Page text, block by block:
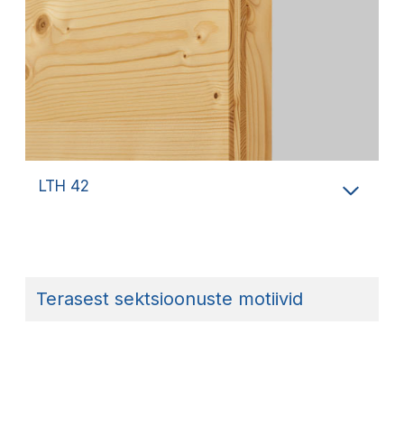
LTH 42
Terasest sektsioonuste motiivid